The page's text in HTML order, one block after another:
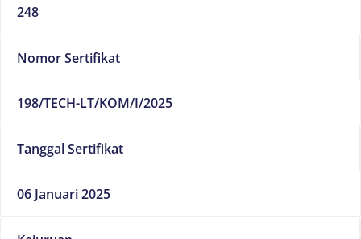
248
Nomor Sertifikat
198/TECH-LT/KOM/I/2025
Tanggal Sertifikat
06 Januari 2025